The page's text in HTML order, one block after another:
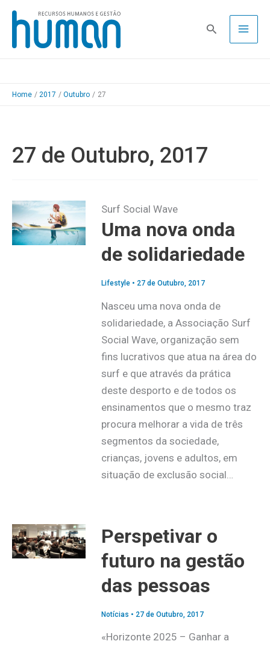
Skip
content
Pesquisa
Home 2017 Outubro 27
27 de Outubro, 2017
Surf Social Wave
Uma nova onda
de solidariedade
Lifestyle• 27 de Outubro, 2017
Nasceu uma nova onda de
solidariedade, a Associação Surf
Social Wave, organização sem
fins lucrativos que atua na área do
surf e que através da prática
deste desporto e de todos os
ensinamentos que o mesmo traz
procura melhorar a vida de três
segmentos da sociedade,
crianças, jovens e adultos, em
situação de exclusão social…
Perspetivar o
futuro na gestão
das pessoas
Notícias • 27 de Outubro, 2017
«Horizonte 2025 – Ganhar a